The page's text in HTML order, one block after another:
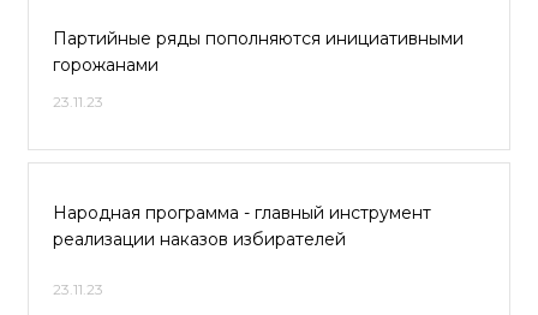
Партийные ряды пополняются инициативными
горожанами
23.11.23
Народная программа - главный инструмент
реализации наказов избирателей
23.11.23